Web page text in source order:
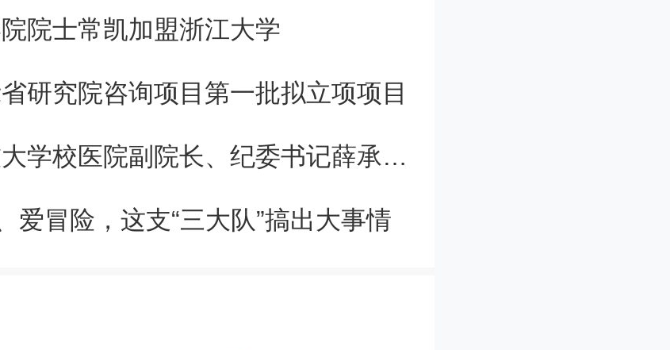
症性眼病的治疗提供了一种有效手
眼科药物研发和复杂眼病难题的攻
院士常凯加盟浙江大学
研究院咨询项目第一批拟立项项目
华中科技大学校医院副院长、纪委书记薛承斌接受审查调查
爱冒险，这支“三大队”搞出大事情